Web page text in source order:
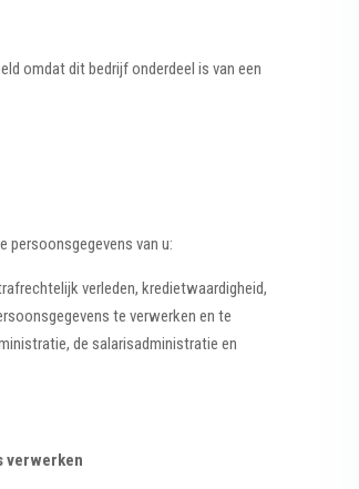
omdat dit bedrijf onderdeel is van een
persoonsgegevens van u:
verleden, kredietwaardigheid,
te verwerken en te
de salarisadministratie en
verwerken